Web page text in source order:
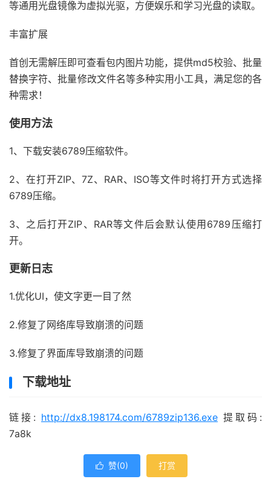
等通用光盘镜像为虚拟光驱，方便娱乐和学习光盘的读取。
丰富扩展
首创无需解压即可查看包内图片功能，提供md5校验、批量
替换字符、批量修改文件名等多种实用小工具，满足您的各
种需求！
使用方法
1、下载安装6789压缩软件。
2、在打开ZIP、7Z、RAR、ISO等文件时将打开方式选择
6789压缩。
3、之后打开ZIP、RAR等文件后会默认使用6789压缩打
开。
更新日志
1.优化UI，使文字更一目了然
2.修复了网络库导致崩溃的问题
3.修复了界面库导致崩溃的问题
下载地址
链接: http://dx8.198174.com/6789zip136.exe 提取码:
7a8k
 赞(0) 打赏